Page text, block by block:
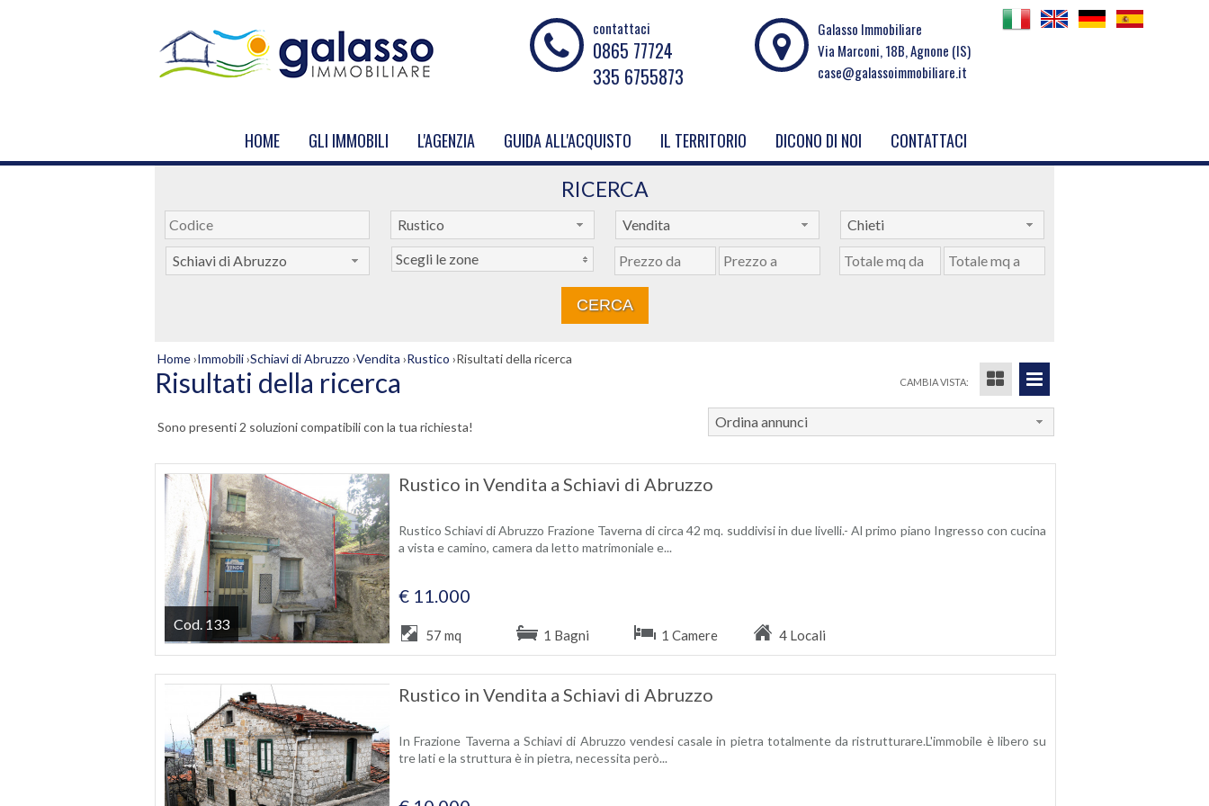
contattaci
0865 77724
335 6755873
Galasso Immobiliare
Via Marconi, 18B, Agnone (IS)
case@galassoimmobiliare.it
HOME GLI IMMOBILI L'AGENZIA GUIDA ALL'ACQUISTO IL TERRITORIO DICONO DI NOI CONTATTACI
RICERCA
Rustico Vendita Chieti
Schiavi di Abruzzo Scegli le zone
Home›Immobili›Schiavi di Abruzzo ›Vendita ›Rustico ›Risultati della ricerca
Risultati della ricerca CAMBIA VISTA:
Sono presenti 2 soluzioni compatibili con la tua richiesta! Ordina annunci
Rustico in Vendita a Schiavi di Abruzzo
Rustico Schiavi di Abruzzo Frazione Taverna di circa 42 mq. suddivisi in due livelli.- Al primo piano Ingresso con cucina
a vista e camino, camera da letto matrimoniale e...
€ 11.000
Cod. 133
57 mq 1 Bagni 1 Camere 4 Locali
Rustico in Vendita a Schiavi di Abruzzo
In Frazione Taverna a Schiavi di Abruzzo vendesi casale in pietra totalmente da ristrutturare.L'immobile è libero su
tre lati e la struttura è in pietra, necessita però...